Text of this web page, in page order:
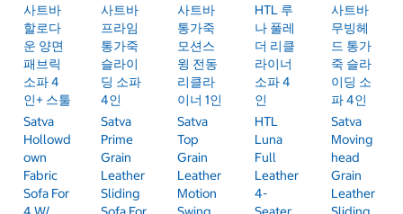
사트바
할로다
운 양면
패브릭
소파 4
인+ 스툴
Satva
Hollowd
Own
Fabric
Sofa For
사트바
프라임
통가죽
슬라이
딩 소파
4인
Satva
Prime
Grain
Leather
Sliding
사트바
통가죽
모션스
윙 전동
리클라
이너 1인
Satva
Top
Grain
Leather
Motion
HTL 루
나 풀레
더 리클
라이너
소파 4
인
HTL
Luna
Full
Leather
4-
사트바
무빙헤
드 통가
죽 슬라
이딩 소
파 4인
Satva
Moving
Head
Grain
Leather